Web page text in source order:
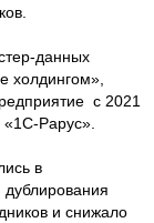
данных
холдингом»,
с 2021
«1С-Рарус».
в
дублирования
и снижало